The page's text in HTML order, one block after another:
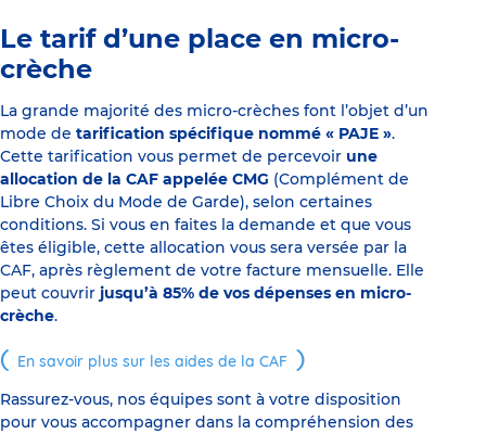
Le tarif d’une place en micro-
crèche
La grande majorité des micro-crèches font l’objet d’un
mode de tarification spécifique nommé « PAJE ».
Cette tarification vous permet de percevoir une
allocation de la CAF appelée CMG (Complément de
Libre Choix du Mode de Garde), selon certaines
conditions. Si vous en faites la demande et que vous
êtes éligible, cette allocation vous sera versée par la
CAF, après règlement de votre facture mensuelle. Elle
peut couvrir jusqu’à 85% de vos dépenses en micro-
crèche.
En savoir plus sur les aides de la CAF
Rassurez-vous, nos équipes sont à votre disposition
pour vous accompagner dans la compréhension des